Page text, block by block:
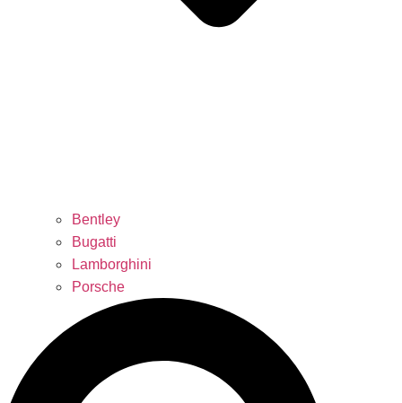
Bentley
Bugatti
Lamborghini
Porsche